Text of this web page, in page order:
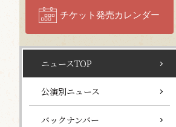
チケット発売カレンダー
ニュースTOP
公演別ニュース
バックナンバー